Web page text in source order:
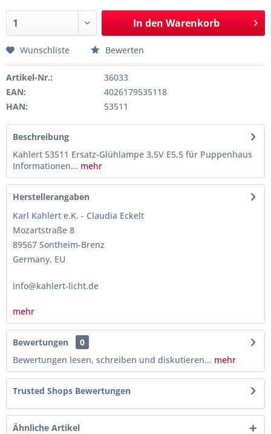
In den Warenkorb
Wunschliste Bewerten
Artikel-Nr.:
36033
EAN:
4026179535118
HAN:
53511
Beschreibung
Kahlert 53511 Ersatz-Glühlampe 3,5V E5,5 für Puppenhaus
Informationen... mehr
Herstellerangaben
Karl Kahlert e.K. - Claudia Eckelt
Mozartstraße 8
89567 Sontheim-Brenz
Germany, EU
info@kahlert-licht.de
mehr
Bewertungen
0
Bewertungen lesen, schreiben und diskutieren... mehr
Trusted Shops Bewertungen
Ähnliche Artikel